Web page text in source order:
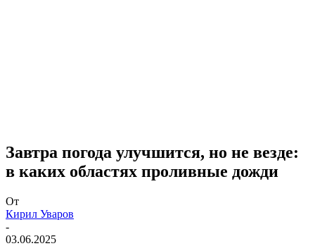
Завтра погода улучшится, но не везде:
в каких областях проливные дожди
От
Кирил Уваров
-
03.06.2025